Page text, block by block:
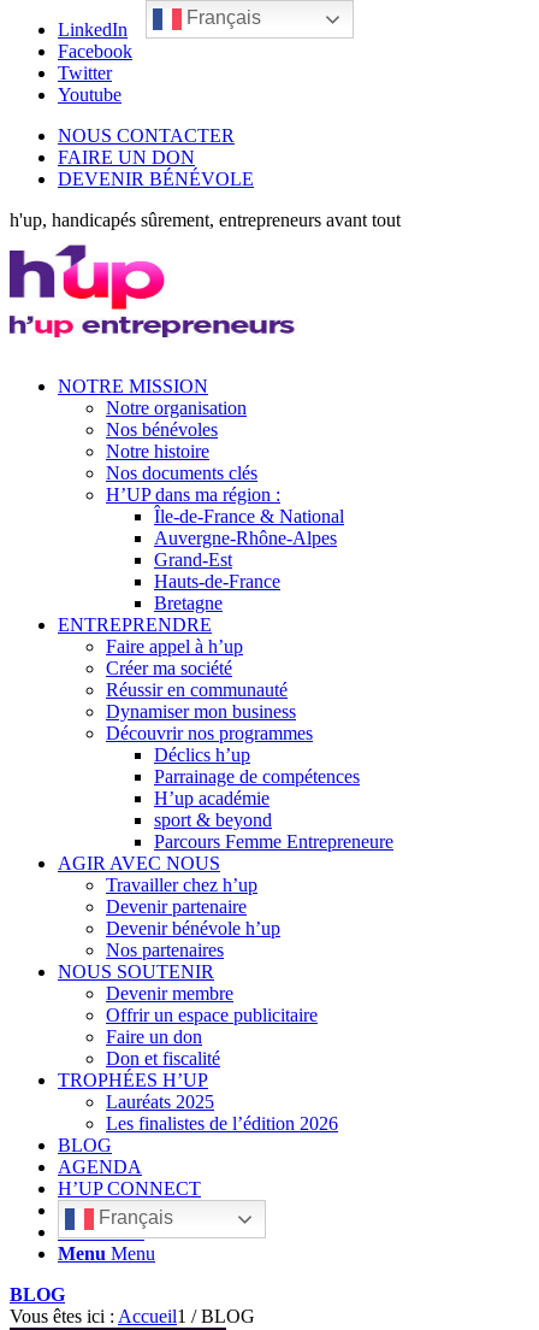
LinkedIn
Facebook
Twitter
Youtube
NOUS CONTACTER
FAIRE UN DON
DEVENIR BÉNÉVOLE
h'up, handicapés sûrement, entrepreneurs avant tout
NOTRE MISSION
Notre organisation
Nos bénévoles
Notre histoire
Nos documents clés
H’UP dans ma région :
Île-de-France & National
Auvergne-Rhône-Alpes
Grand-Est
Hauts-de-France
Bretagne
ENTREPRENDRE
Faire appel à h’up
Créer ma société
Réussir en communauté
Dynamiser mon business
Découvrir nos programmes
Déclics h’up
Parrainage de compétences
H’up académie
sport & beyond
Parcours Femme Entrepreneure
AGIR AVEC NOUS
Travailler chez h’up
Devenir partenaire
Devenir bénévole h’up
Nos partenaires
NOUS SOUTENIR
Devenir membre
Offrir un espace publicitaire
Faire un don
Don et fiscalité
TROPHÉES H’UP
Lauréats 2025
Les finalistes de l’édition 2026
BLOG
AGENDA
H’UP CONNECT
Français
Rechercher
Menu Menu
BLOG
Vous êtes ici : Accueil1 / BLOG
Français